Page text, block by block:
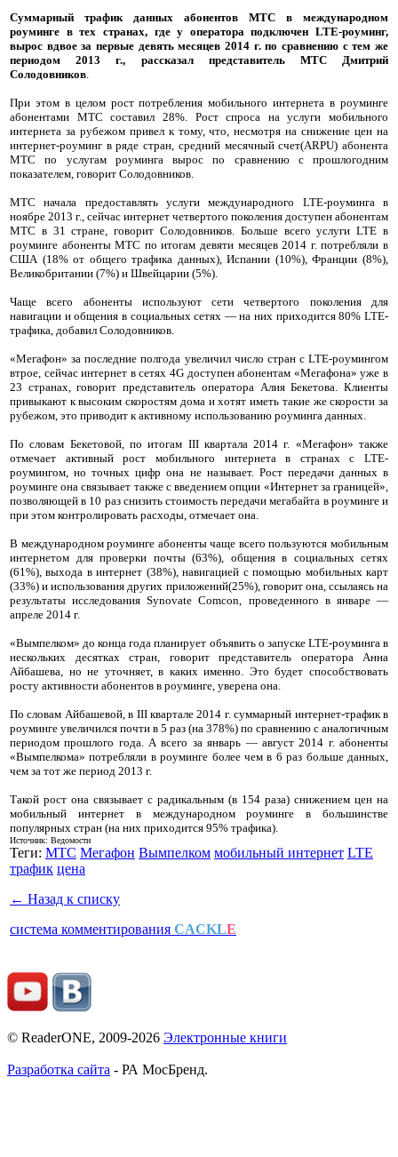
Суммарный трафик данных абонентов МТС в международном
роуминге в тех странах, где у оператора подключен LTE-роуминг,
вырос вдвое за первые девять месяцев 2014 г. по сравнению с тем же
периодом 2013 г., рассказал представитель МТС Дмитрий
Солодовников.
При этом в целом рост потребления мобильного интернета в роуминге
абонентами МТС составил 28%. Рост спроса на услуги мобильного
интернета за рубежом привел к тому, что, несмотря на снижение цен на
интернет-роуминг в ряде стран, средний месячный счет(ARPU) абонента
МТС по услугам роуминга вырос по сравнению с прошлогодним
показателем, говорит Солодовников.
МТС начала предоставлять услуги международного LTE-роуминга в
ноябре 2013 г., сейчас интернет четвертого поколения доступен абонентам
МТС в 31 стране, говорит Солодовников. Больше всего услуги LTE в
роуминге абоненты МТС по итогам девяти месяцев 2014 г. потребляли в
США (18% от общего трафика данных), Испании (10%), Франции (8%),
Великобритании (7%) и Швейцарии (5%).
Чаще всего абоненты используют сети четвертого поколения для
навигации и общения в социальных сетях — на них приходится 80% LTE-
трафика, добавил Солодовников.
«Мегафон» за последние полгода увеличил число стран с LTE-роумингом
втрое, сейчас интернет в сетях 4G доступен абонентам «Мегафона» уже в
23 странах, говорит представитель оператора Алия Бекетова. Клиенты
привыкают к высоким скоростям дома и хотят иметь такие же скорости за
рубежом, это приводит к активному использованию роуминга данных.
По словам Бекетовой, по итогам III квартала 2014 г. «Мегафон» также
отмечает активный рост мобильного интернета в странах с LTE-
роумингом, но точных цифр она не называет. Рост передачи данных в
роуминге она связывает также с введением опции «Интернет за границей»,
позволяющей в 10 раз снизить стоимость передачи мегабайта в роуминге и
при этом контролировать расходы, отмечает она.
В международном роуминге абоненты чаще всего пользуются мобильным
интернетом для проверки почты (63%), общения в социальных сетях
(61%), выхода в интернет (38%), навигацией с помощью мобильных карт
(33%) и использования других приложений(25%), говорит она, ссылаясь на
результаты исследования Synovate Comcon, проведенного в январе —
апреле 2014 г.
«Вымпелком» до конца года планирует объявить о запуске LTE-роуминга в
нескольких десятках стран, говорит представитель оператора Анна
Айбашева, но не уточняет, в каких именно. Это будет способствовать
росту активности абонентов в роуминге, уверена она.
По словам Айбашевой, в III квартале 2014 г. суммарный интернет-трафик в
роуминге увеличился почти в 5 раз (на 378%) по сравнению с аналогичным
периодом прошлого года. А всего за январь — август 2014 г. абоненты
«Вымпелкома» потребляли в роуминге более чем в 6 раз больше данных,
чем за тот же период 2013 г.
Такой рост она связывает с радикальным (в 154 раза) снижением цен на
мобильный интернет в международном роуминге в большинстве
популярных стран (на них приходится 95% трафика).
Источник: Ведомости
Теги: МТС Мегафон Вымпелком мобильный интернет LTE
трафик цена
← Назад к списку
система комментирования CACKLE
© ReaderONE, 2009-2026 Электронные книги
Разработка сайта - РА МосБренд.